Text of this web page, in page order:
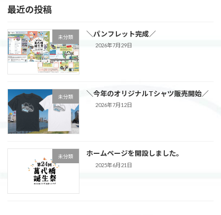
最近の投稿
未分類 ＼パンフレット完成／
2026年7月29日
未分類 ＼今年のオリジナルTシャツ販売開始／
2026年7月12日
未分類 ホームページを開設しました。
2025年6月21日